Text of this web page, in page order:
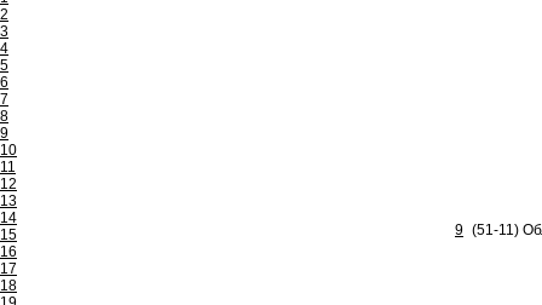
2
3
4
5
6
7
8
9
10
11
12
13
14
15
16
17
18
9 (51-11)